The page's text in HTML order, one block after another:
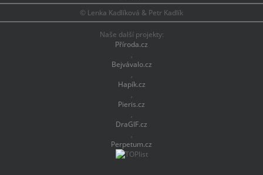
© Lenka Kadlíková & Petr Kadlík
Naše další projekty:
Příroda.cz
,
Bejvávalo.cz
,
Hapík.cz
,
Pieris.cz
,
DraGIF.cz
,
Perpetum.cz